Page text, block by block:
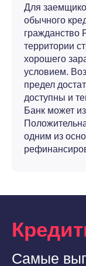
Для
обычного
гражданство
территории
хорошего
условием.
предел
доступны и
Банк может
одним из
Самые